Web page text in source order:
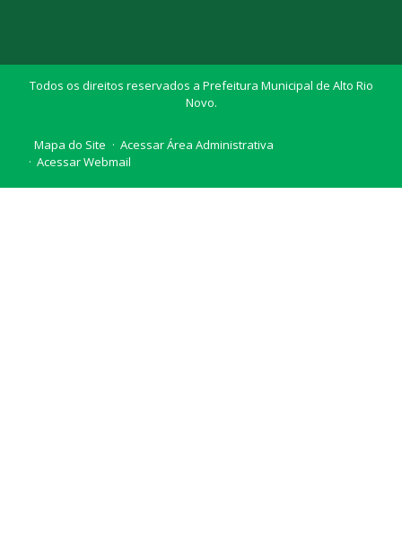
Todos os direitos reservados a Prefeitura Municipal de Alto Rio
Novo.
Mapa do Site
Acessar Área Administrativa
Acessar Webmail